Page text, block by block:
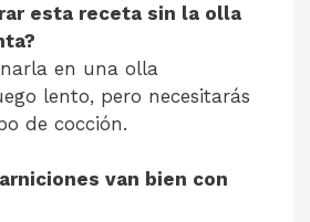
esta receta sin la olla
en una olla
lento, pero necesitarás
de cocción.
van bien con